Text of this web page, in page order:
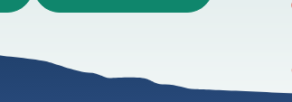
용 AI입니다.